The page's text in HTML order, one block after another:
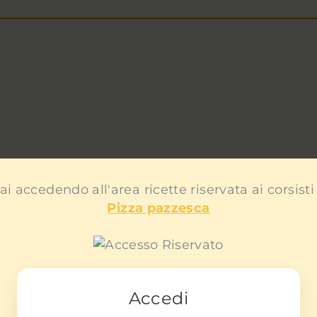
accedendo all'area ricette riservata ai
Pizza pazzesca
Accedi